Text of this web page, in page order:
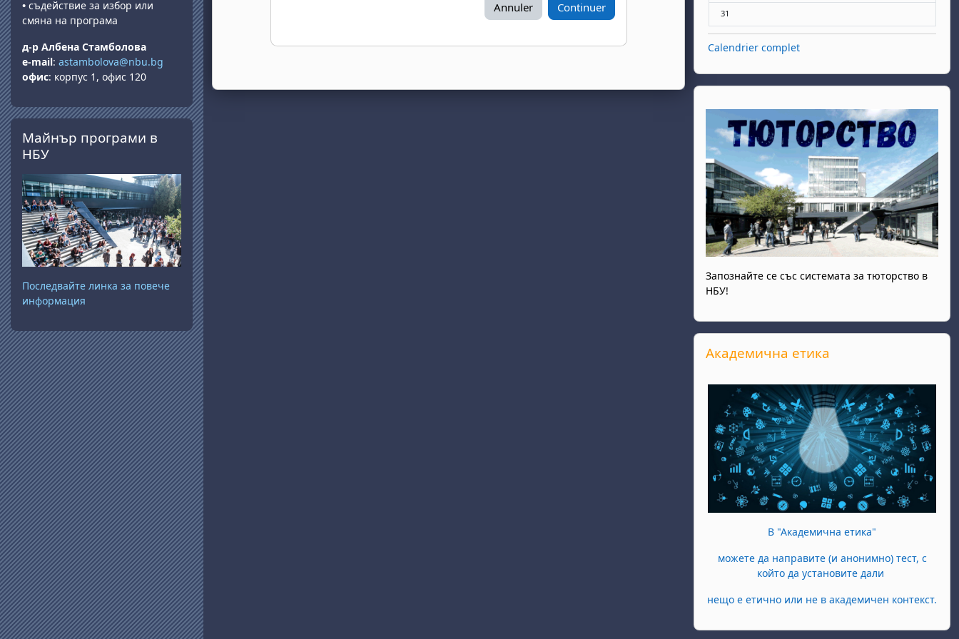
Annuler Continuer 31
Calendrier complet
Запознайте се със системата за тюторство в
НБУ!
Passer Академична етика
Академична етика
В "Академична етика"
можете да направите (и анонимно) тест, с
който да установите дали
нещо е етично или не в академичен контекст.
• съдействие за избор или
смяна на програма
д-р Албена Стамболова
e-mail: astambolova@nbu.bg
офис: корпус 1, офис 120
Passer Майнър програми в НБУ
Майнър програми в
НБУ
Последвайте линка за повече
информация